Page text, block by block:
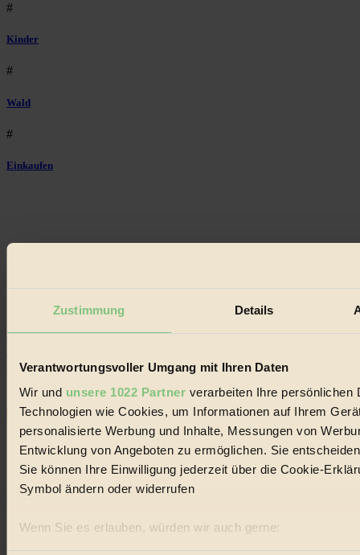
Zustimmung Details
Verantwortungsvoller Umgang mit Ihren Daten
Wir und unsere 1022 Partnerverarbeiten Ihre persönlichen
Technologien wie Cookies, um Informationen auf Ihrem
personalisierte Werbung und Inhalte, Messungen von
Entwicklung von Angeboten zu ermöglichen. Sie
Sie können Ihre Einwilligung jederzeit über die Cookie-
Symbol ändern oder widerrufen
Wenn Sie es erlauben, würden wir auch gerne:
Informationen über Ihre geografische Lage
#
Kinder
#
Wald
#
Einkaufen
Mediadaten
22.601 Fans
Folge uns
Bleibe auf dem Laufenden und verpasse keine
Neuigkeiten von BIORAMA.
Das BIORAMA Magazin auf Facebook.
Folge uns auf Facebook!
×